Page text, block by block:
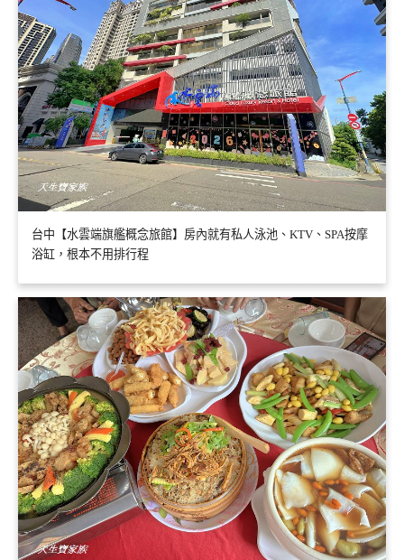
台中【水雲端旗艦概念旅館】房內就有私人泳池、KTV、SPA按摩
浴缸，根本不用排行程